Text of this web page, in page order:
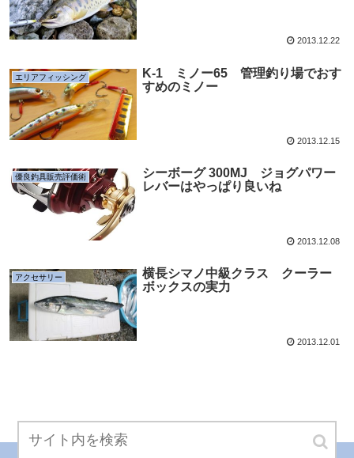
2013.12.22
エリアフィッシング
K-1 ミノー65 管理釣り場でおす
すめのミノー
2013.12.15
優良釣具販売評価術
シーボーグ 300MJ ジョグパワー
レバーはやっぱり良いね
2013.12.08
アクセサリー
横長シマノ中級クラス クーラー
ボックスの実力
2013.12.01